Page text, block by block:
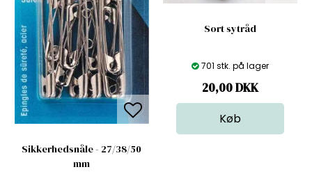
Sikkerhedsnåle - 27/38/50
mm
Sort sytråd
701 stk. på lager
20,00DKK